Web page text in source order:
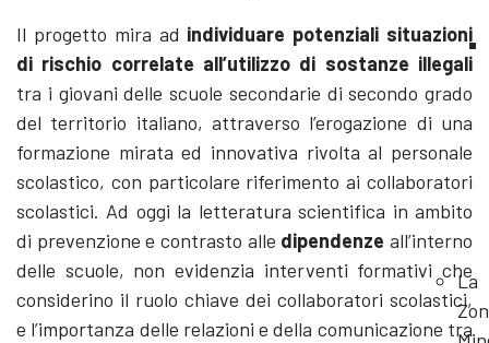
La
Il progetto mira ad individuare potenziali situazioni
di rischio correlate all’utilizzo di sostanze illegali
tra i giovani delle scuole secondarie di secondo grado
del territorio italiano, attraverso l’erogazione di una
formazione mirata ed innovativa rivolta al personale
scolastico, con particolare riferimento ai collaboratori
scolastici. Ad oggi la letteratura scientifica in ambito
di prevenzione e contrasto alle dipendenze all’interno
delle scuole, non evidenzia interventi formativi che
considerino il ruolo chiave dei collaboratori scolastici,
e l’importanza delle relazioni e della comunicazione tra